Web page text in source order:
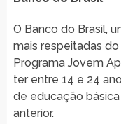
O Banco do Brasil,
mais respeitadas
Programa Jovem
ter entre 14 e 24
de educação
anterior.